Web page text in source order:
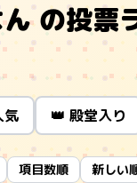
の投票
気 👑 殿堂入り
項目数順 新しい